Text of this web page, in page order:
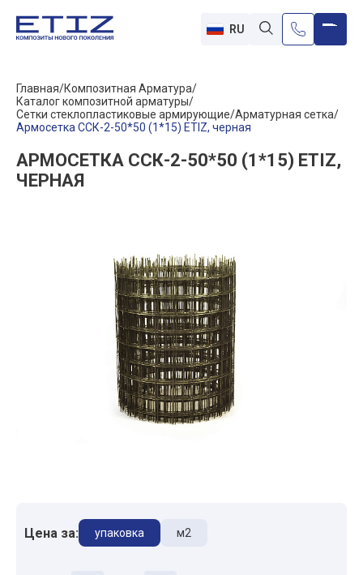
RU
Главная Композитная Арматура
Каталог композитной арматуры
Сетки стеклопластиковые армирующие Арматурная сетка
Армосетка ССК-2-50*50 (1*15) ETIZ, черная
АРМОСЕТКА ССК-2-50*50 (1*15) ETIZ,
ЧЕРНАЯ
Цена за: упаковка м2